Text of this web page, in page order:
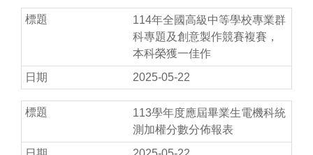
114年全國高級中等學校專業群
科專題及創意製作競賽複賽，
本科榮獲一佳作
2025-05-22
113學年度應屆畢業生電機科統
測加權分數分佈報表